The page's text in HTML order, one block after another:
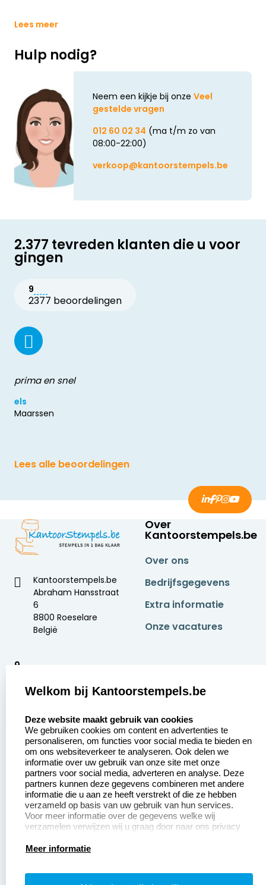
Lees meer
Hulp nodig?
Neem een kijkje bij onze Veel
gestelde vragen
012 60 02 34 (ma t/m zo van
08:00-22:00)
verkoop@kantoorstempels.be
2.377 tevreden klanten die u voor
gingen
9
2377 beoordelingen
prima en snel
els
Maarssen
Lees alle beoordelingen
Kantoorstempels.be
Abraham Hansstraat
6
8800 Roeselare
België
9
Over
Kantoorstempels.be
Over ons
Bedrijfsgegevens
Extra informatie
Onze vacatures
Aanvraag op maat
Betaling &
Verzending
Wederverkoper
worden
Contact opnemen
Veel gestelde vragen
Retourneren
Herroepingsrecht
Productinformatie:
Instructiepagina
Welkom bij Kantoorstempels.be
Deze website maakt gebruik van cookies
We gebruiken cookies om content en advertenties te
personaliseren, om functies voor social media te bieden en
om ons websiteverkeer te analyseren. Ook delen we
informatie over uw gebruik van onze site met onze
partners voor social media, adverteren en analyse. Deze
partners kunnen deze gegevens combineren met andere
informatie die u aan ze heeft verstrekt of die ze hebben
verzameld op basis van uw gebruik van hun services.
Voor meer informatie over de gegevens welke wij
verzamelen verwijzen wij u graag door naar ons privacy
Meer informatie